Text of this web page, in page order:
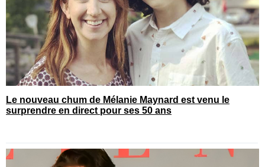
Le nouveau chum de Mélanie Maynard est venu le
surprendre en direct pour ses 50 ans